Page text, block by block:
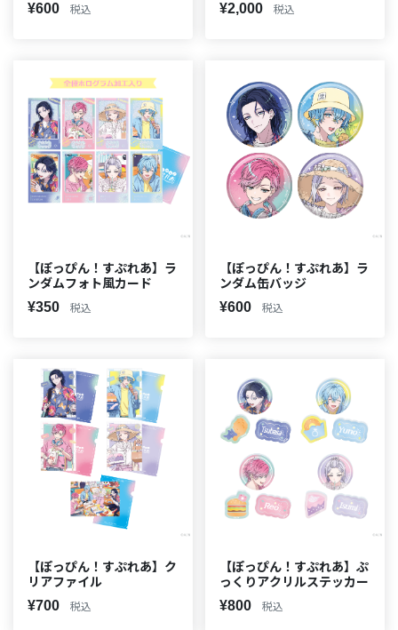
¥600 税込 ¥2,000 税込
【ぽっぴん！すぷれあ】ラ
ンダムフォト風カード
¥350 税込
【ぽっぴん！すぷれあ】ラ
ンダム缶バッジ
¥600 税込
【ぽっぴん！すぷれあ】ク
リアファイル
¥700 税込
【ぽっぴん！すぷれあ】ぷ
っくりアクリルステッカー
¥800 税込